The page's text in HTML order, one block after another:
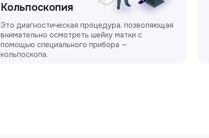
Кольпоскопия
Это диагностическая процедура, позволяющая
внимательно осмотреть шейку матки с
помощью специального прибора —
кольпоскопа.